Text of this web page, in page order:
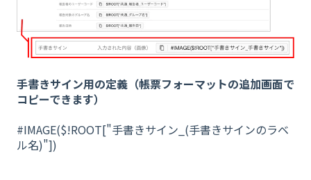
手書きサイン用の定義（帳票フォーマットの追加画面で
コピーできます）
#IMAGE($!ROOT["手書きサイン_(手書きサインのラベ
ル名)"])